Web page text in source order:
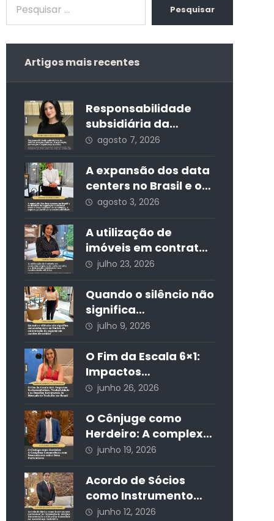
Pesquisar
Artigos mais recentes
Responsabilidade
subsidiária da
Administração
Pública: fiscalização,
prevenção e
segurança jurídica
agosto 7, 2026
A expansão dos data
centers no Brasil e os
desafios da
regulação ambiental:
entre o
desenvolvimento
econômico, a
segurança jurídica e
a sustentabilidade
agosto 3, 2026
A utilização de
imóveis em contratos
atípicos de curta
estadia e a
destinação
residencial nos
condomínios edilícios
julho 23, 2026
Quando o silêncio não
significa
consentimento: os
limites da
contratação de
seguros em cartões
de crédito
julho 9, 2026
O Fim da Escala 6×1:
Impactos
Socioeconômicos,
Produtividade e os
Desafios Estruturais
do Mercado de
Trabalho no Brasil
junho 26, 2026
O Cônjuge como
Herdeiro: A complexa
concorrência com
descendentes sobre
bens particulares
junho 19, 2026
Acordo de Sócios
como Instrumento
Contratual de
junho 12, 2026